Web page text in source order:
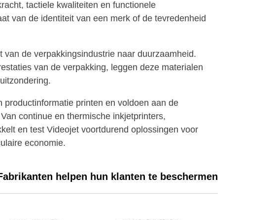
tactiele kwaliteiten en functionele
van de identiteit van een merk of de tevredenheid
de verpakkingsindustrie naar duurzaamheid.
van de verpakking, leggen deze materialen
printen en voldoen aan de
continue en thermische inkjetprinters,
en test Videojet voortdurend oplossingen voor
economie.
helpen hun klanten te beschermen